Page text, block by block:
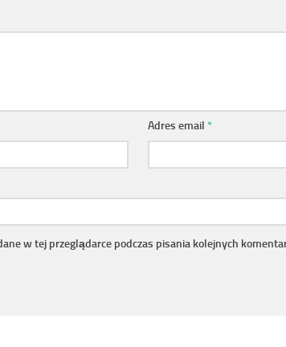
Adres email*
w tej przeglądarce podczas pisania kolejnych